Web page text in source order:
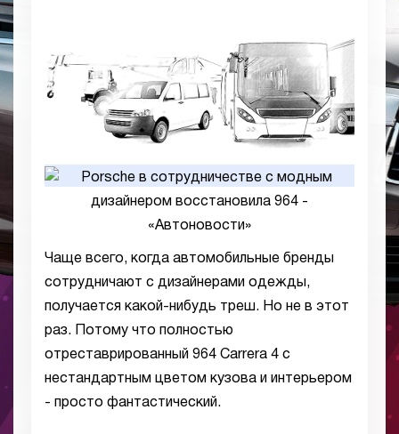
Чаще всего, когда автомобильные бренды
сотрудничают с дизайнерами одежды,
получается какой-нибудь треш. Но не в этот
раз. Потому что полностью
отреставрированный 964 Carrera 4 с
нестандартным цветом кузова и интерьером
- просто фантастический.